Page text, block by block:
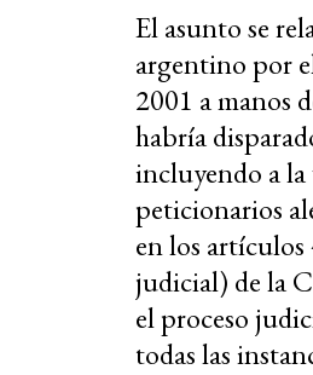
El asunto se
argentino por
2001 a manos
habría
incluyendo a
peticionarios
en los
judicial) de la
el proceso
todas las